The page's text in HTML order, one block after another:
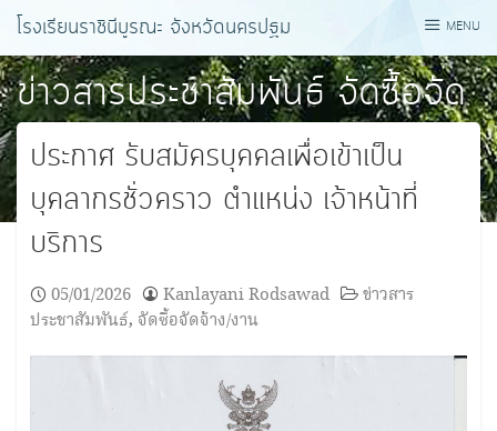
Skip
content
โรงเรียนราชินีบูรณะ จังหวัดนครปฐม MENU
ข่าวสารประชาสัมพันธ์ จัดซื้อจัด
จ้าง/งาน
ประกาศ รับสมัครบุคคลเพื่อเข้าเป็น
บุคลากรชั่วคราว ตำแหน่ง เจ้าหน้าที่
บริการ
05/01/2026 Kanlayani Rodsawad
ข่าวสาร
ประชาสัมพันธ์, จัดซื้อจัดจ้าง/งาน